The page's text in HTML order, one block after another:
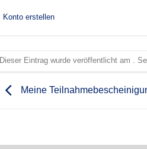
Konto erstellen
Dieser Eintrag wurde veröffentlicht am .
Meine